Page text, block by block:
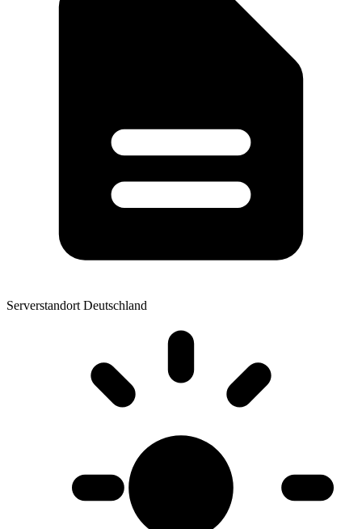
Serverstandort Deutschland